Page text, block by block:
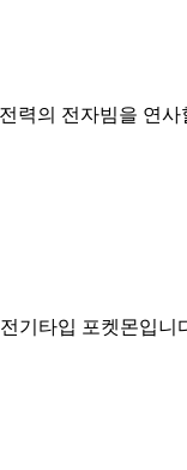
력의 전자빔을 연사
기타입 포켓몬입